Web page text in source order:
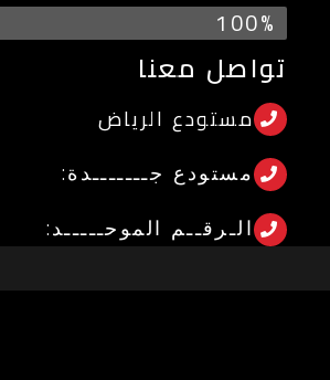
شركات راضية عن منتجاتنا
100%
تواصل معنا
مستودع الرياض⁩
مستودع جـــــــدة:⁩
الـرقــم الموحـــــد: